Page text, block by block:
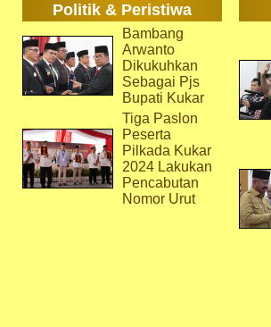
Politik & Peristiwa
Bambang
Arwanto
Dikukuhkan
Sebagai Pjs
Bupati Kukar
Tiga Paslon
Peserta
Pilkada Kukar
2024 Lakukan
Pencabutan
Nomor Urut